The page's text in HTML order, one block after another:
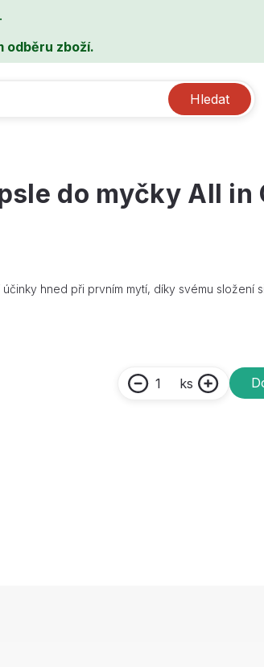
odběru zboží.
Hledat
do myčky All in
hned při prvním mytí, díky svému složení
ks